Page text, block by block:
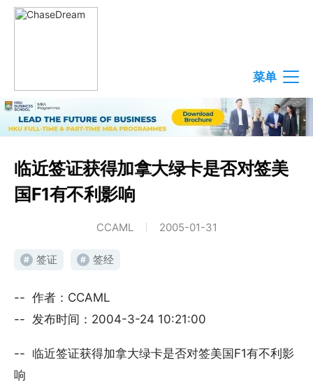
菜单
临近签证获得加拿大绿卡是否对签美
国F1有不利影响
CCAML 2005-01-31
# 签证 # 签经
-- 作者：CCAML
-- 发布时间：2004-3-24 10:21:00
-- 临近签证获得加拿大绿卡是否对签美国F1有不利影
响